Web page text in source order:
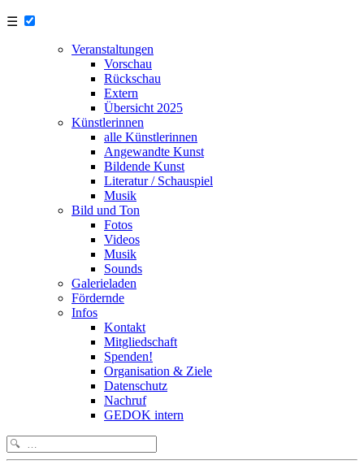
☰
Veranstaltungen
Vorschau
Rückschau
Extern
Übersicht 2025
Künstlerinnen
alle Künstlerinnen
Angewandte Kunst
Bildende Kunst
Literatur / Schauspiel
Musik
Bild und Ton
Fotos
Videos
Musik
Sounds
Galerieladen
Fördernde
Infos
Kontakt
Mitgliedschaft
Spenden!
Organisation & Ziele
Datenschutz
Nachruf
GEDOK intern
Search
for: